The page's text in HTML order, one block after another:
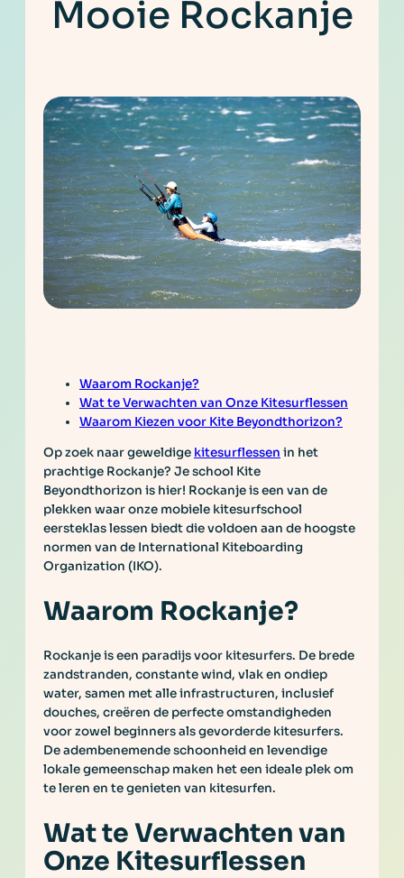
Mooie Rockanje
Waarom Rockanje?
Wat te Verwachten van Onze Kitesurflessen
Waarom Kiezen voor Kite Beyondthorizon?
Op zoek naar geweldige kitesurflessen in het
prachtige Rockanje? Je school Kite
Beyondthorizon is hier! Rockanje is een van de
plekken waar onze mobiele kitesurfschool
eersteklas lessen biedt die voldoen aan de hoogste
normen van de International Kiteboarding
Organization (IKO).
Waarom Rockanje?
Rockanje is een paradijs voor kitesurfers. De brede
zandstranden, constante wind, vlak en ondiep
water, samen met alle infrastructuren, inclusief
douches, creëren de perfecte omstandigheden
voor zowel beginners als gevorderde kitesurfers.
De adembenemende schoonheid en levendige
lokale gemeenschap maken het een ideale plek om
te leren en te genieten van kitesurfen.
Wat te Verwachten van
Onze Kitesurflessen